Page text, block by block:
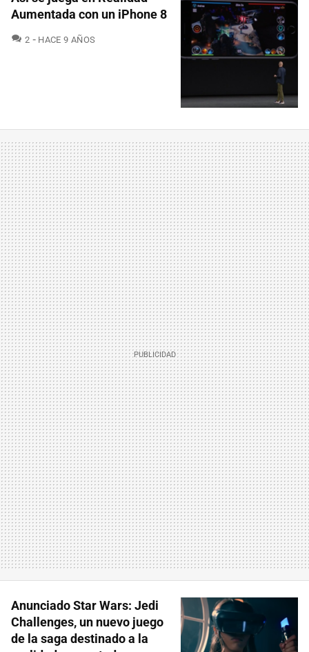
Aumentada con un iPhone 8
2 COMENTARIOS
HACE 9 AÑOS
Anunciado Star Wars: Jedi
Challenges, un nuevo juego
de la saga destinado a la